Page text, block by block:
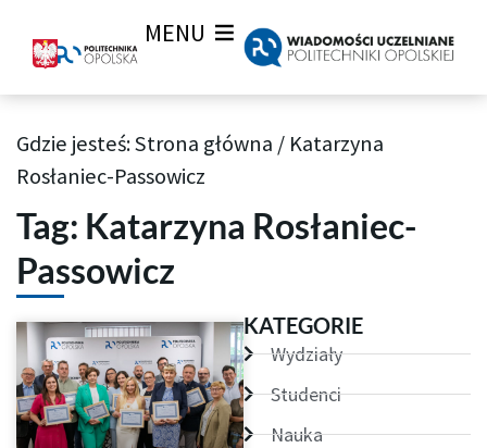
MENU
Archiwum Tagów aktualności Wiadomości uczelnianych
Gdzie jesteś:Strona główna / Katarzyna
Rosłaniec-Passowicz
Tag: Katarzyna Rosłaniec-
Passowicz
KATEGORIE
Wydziały
Studenci
Nauka